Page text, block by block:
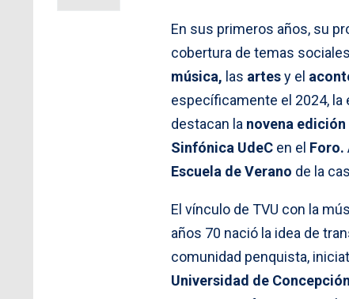
En sus primeros años, su
cobertura de temas
música, las artesy el
específicamente el 2024,
destacan la novena edición
Sinfónica UdeC en el Foro.
Escuela de Verano de la
El vínculo de TVU con la
años 70 nació la idea de
comunidad penquista,
Universidad de Concepción